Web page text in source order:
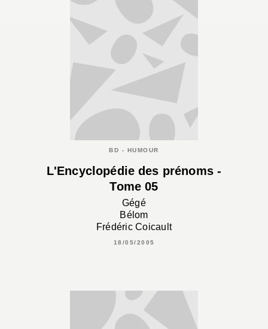
BD - HUMOUR
L'Encyclopédie des prénoms -
Tome 05
Gégé
Bélom
Frédéric Coicault
18/05/2005